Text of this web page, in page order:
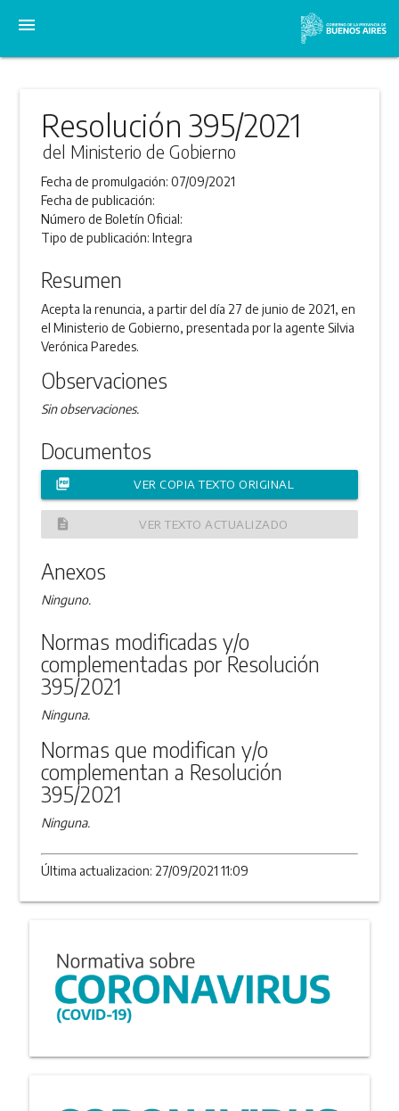
menu
Resolución 395/2021
del Ministerio de Gobierno
Fecha de promulgación:07/09/2021
Fecha de publicación:
Número de Boletín Oficial:
Tipo de publicación:Integra
Resumen
Acepta la renuncia, a partir del día 27 de junio de 2021, en
el Ministerio de Gobierno, presentada por la agente Silvia
Verónica Paredes.
Observaciones
Sin observaciones.
Documentos
picture_as_pdf VER COPIA TEXTO ORIGINAL
description VER TEXTO ACTUALIZADO
Anexos
Ninguno.
Normas modificadas y/o
complementadas por Resolución
395/2021
Ninguna.
Normas que modifican y/o
complementan a Resolución
395/2021
Ninguna.
Última actualizacion: 27/09/2021 11:09